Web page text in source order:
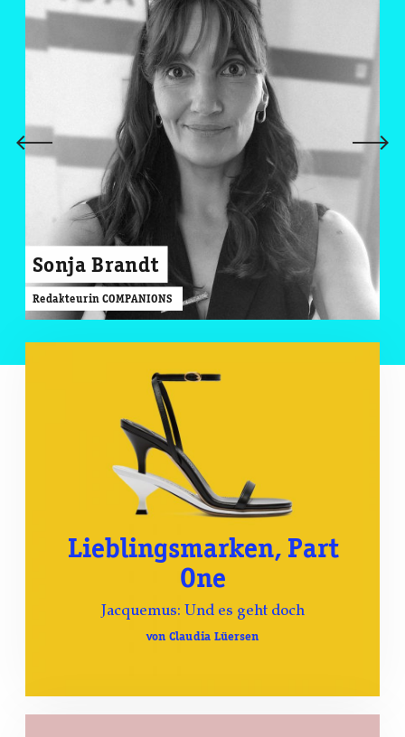
Sonja Brandt
Redakteurin COMPANIONS
Lieblingsmarken, Part
One
Jacquemus: Und es geht doch
von Claudia Lüersen